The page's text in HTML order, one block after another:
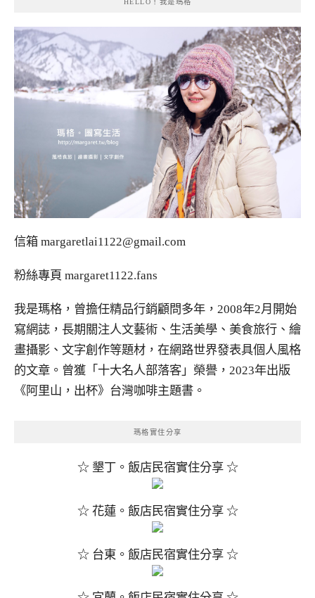
HELLO！我是瑪格
信箱 margaretlai1122@gmail.com
粉絲專頁 margaret1122.fans
我是瑪格，曾擔任精品行銷顧問多年，2008年2月開始
寫網誌，長期關注人文藝術、生活美學、美食旅行、繪
畫攝影、文字創作等題材，在網路世界發表具個人風格
的文章。曾獲「十大名人部落客」榮譽，2023年出版
《阿里山，出杯》台灣咖啡主題書。
瑪格實住分享
☆ 墾丁。飯店民宿實住分享 ☆
☆ 花蓮。飯店民宿實住分享 ☆
☆ 台東。飯店民宿實住分享 ☆